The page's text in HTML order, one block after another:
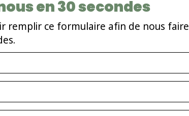
en 30 secondes
remplir ce formulaire afin de nous faire